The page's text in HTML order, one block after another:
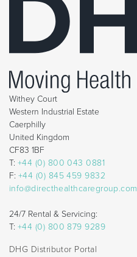
Withey Court
Western Industrial Estate
Caerphilly
United Kingdom
CF83 1BF
T: +44 (0) 800 043 0881
F: +44 (0) 845 459 9832
info@directhealthcaregroup.com
24/7 Rental & Servicing:
T: +44 (0) 800 879 9289
DHG Distributor Portal